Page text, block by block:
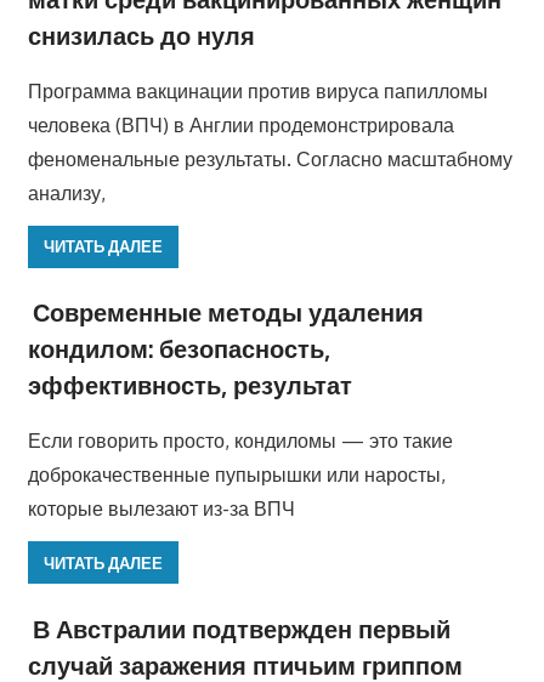
снизилась до нуля
Программа вакцинации против вируса папилломы
человека (ВПЧ) в Англии продемонстрировала
феноменальные результаты. Согласно масштабному
анализу,
ЧИТАТЬ ДАЛЕЕ
Современные методы удаления
кондилом: безопасность,
эффективность, результат
Если говорить просто, кондиломы — это такие
доброкачественные пупырышки или наросты,
которые вылезают из-за ВПЧ
ЧИТАТЬ ДАЛЕЕ
В Австралии подтвержден первый
случай заражения птичьим гриппом